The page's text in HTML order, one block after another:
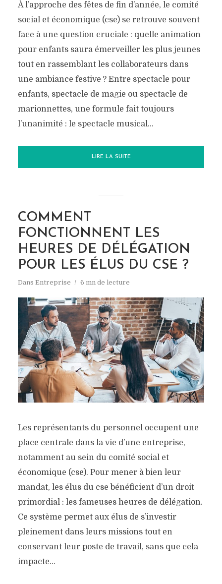
À l’approche des fêtes de fin d’année, le comité
social et économique (cse) se retrouve souvent
face à une question cruciale : quelle animation
pour enfants saura émerveiller les plus jeunes
tout en rassemblant les collaborateurs dans
une ambiance festive ? Entre spectacle pour
enfants, spectacle de magie ou spectacle de
marionnettes, une formule fait toujours
l’unanimité : le spectacle musical...
LIRE LA SUITE
COMMENT
FONCTIONNENT LES
HEURES DE DÉLÉGATION
POUR LES ÉLUS DU CSE ?
Dans Entreprise 6 mn de lecture
Les représentants du personnel occupent une
place centrale dans la vie d’une entreprise,
notamment au sein du comité social et
économique (cse). Pour mener à bien leur
mandat, les élus du cse bénéficient d’un droit
primordial : les fameuses heures de délégation.
Ce système permet aux élus de s’investir
pleinement dans leurs missions tout en
conservant leur poste de travail, sans que cela
impacte...